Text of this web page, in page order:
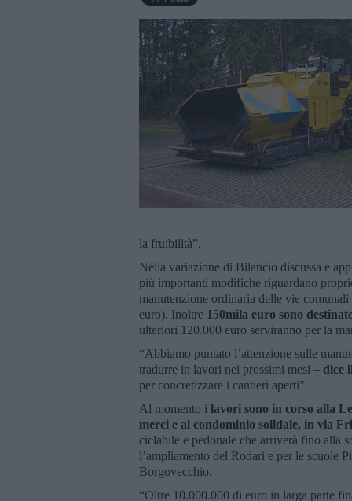
la fruibilità”.
Nella variazione di Bilancio discussa e
più importanti modifiche riguardano
manutenzione ordinaria delle vie
euro). Inoltre 150mila euro sono
ulteriori 120.000 euro serviranno per la
“Abbiamo puntato l’attenzione sulle
tradurre in lavori nei prossimi mesi – dice
per concretizzare i cantieri aperti”.
Al momento i lavori sono in corso alla
merci e al condominio solidale, in via
ciclabile e pedonale che arriverà fino alla
l’ampliamento del Rodari e per le scuole
Borgovecchio.
“Oltre 10.000.000 di euro in larga parte